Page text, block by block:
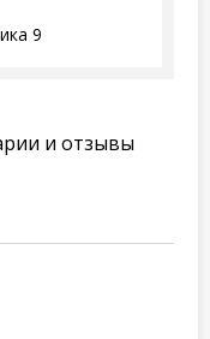
9
и отзывы